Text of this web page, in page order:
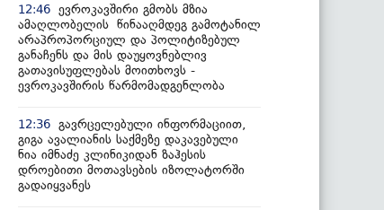
12:46 ევროკავშირი გმობს მზია
ამაღლობელის წინააღმდეგ გამოტანილ
არაპროპორციულ და პოლიტიზებულ
განაჩენს და მის დაუყოვნებლივ
გათავისუფლებას მოითხოვს -
ევროკავშირის წარმომადგენლობა
12:36 გავრცელებული ინფორმაციით,
გიგა ავალიანის საქმეზე დაკავებული
ნია იმნაძე კლინიკიდან ზაჰესის
დროებითი მოთავსების იზოლატორში
გადაიყვანეს